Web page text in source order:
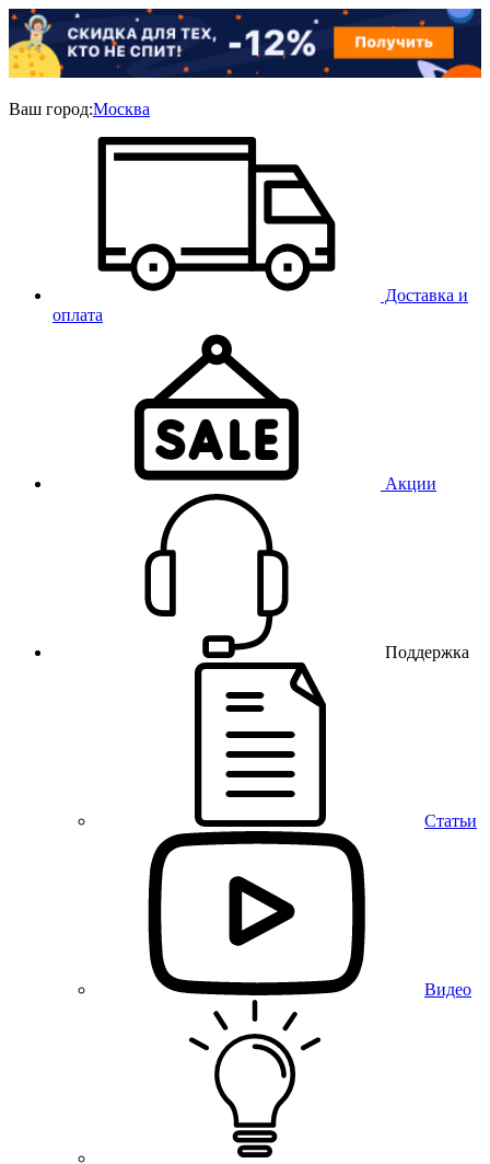
Ваш город:Москва
Доставка и
оплата
Акции
Поддержка
Статьи
Видео